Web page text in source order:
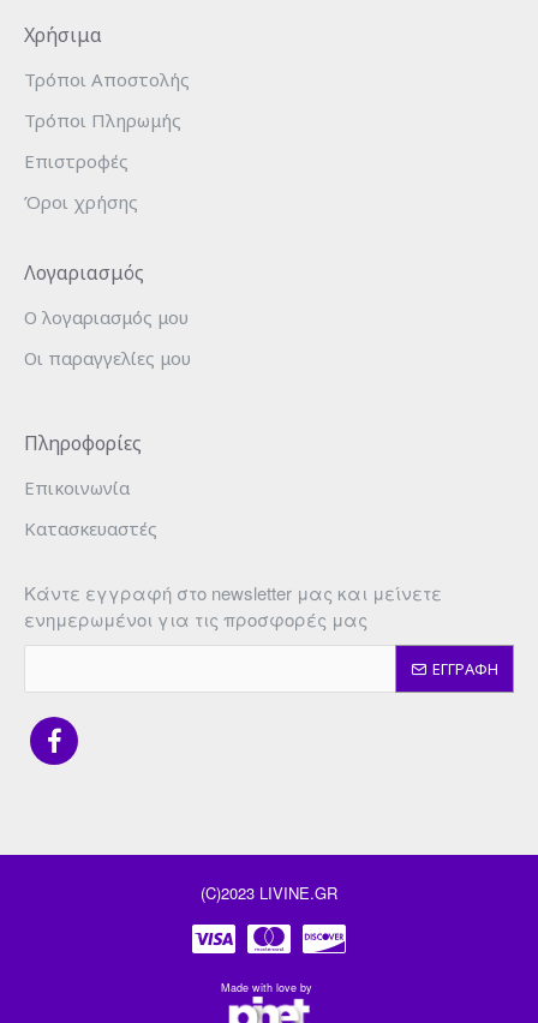
Χρήσιμα
Τρόποι Αποστολής
Τρόποι Πληρωμής
Επιστροφές
Όροι χρήσης
Λογαριασμός
Ο λογαριασμός μου
Οι παραγγελίες μου
Πληροφορίες
Επικοινωνία
Κατασκευαστές
Κάντε εγγραφή στο newsletter μας και μείνετε
ενημερωμένοι για τις προσφορές μας
ΕΓΓΡΑΦΗ
(C)2023 LIVINE.GR
Made with love by